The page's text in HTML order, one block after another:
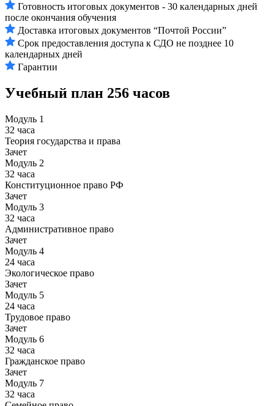
Готовность итоговых документов - 30 календарных дней
после окончания обучения
Доставка итоговых документов “Почтой России”
Срок предоставления доступа к СДО не позднее 10
календарных дней
Гарантии
Учебный план 256 часов
Модуль 1
32 часа
Теория государства и права
Зачет
Модуль 2
32 часа
Конституционное право РФ
Зачет
Модуль 3
32 часа
Административное право
Зачет
Модуль 4
24 часа
Экологическое право
Зачет
Модуль 5
24 часа
Трудовое право
Зачет
Модуль 6
32 часа
Гражданское право
Зачет
Модуль 7
32 часа